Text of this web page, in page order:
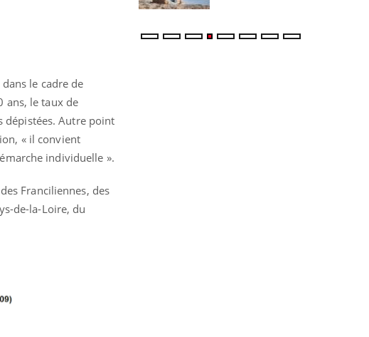
le cadre de
ans, le taux de
dépistées. Autre point
« il convient
individuelle ».
Franciliennes, des
de-la-Loire, du